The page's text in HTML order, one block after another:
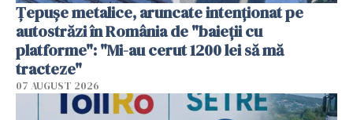
Țepușe metalice, aruncate intenționat pe
autostrăzi în România de "baieții cu
platforme": "Mi-au cerut 1200 lei să mă
tracteze"
07 AUGUST 2026